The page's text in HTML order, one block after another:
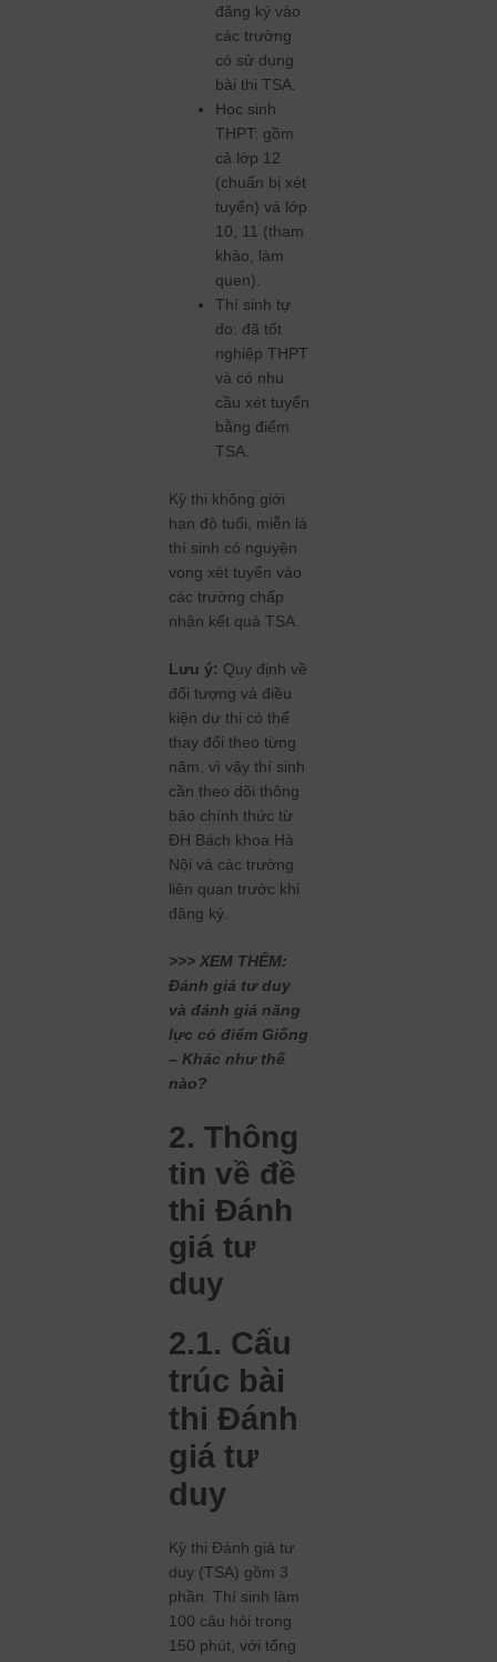
đăng ký vào
các trường
có sử dụng
bài thi TSA.
Học sinh
THPT: gồm
cả lớp 12
(chuẩn bị xét
tuyển) và lớp
10, 11 (tham
khảo, làm
quen).
Thí sinh tự
do: đã tốt
nghiệp THPT
và có nhu
cầu xét tuyển
bằng điểm
TSA.
Kỳ thi không giới
hạn độ tuổi, miễn là
thí sinh có nguyện
vọng xét tuyển vào
các trường chấp
nhận kết quả TSA.
Lưu ý: Quy định về
đối tượng và điều
kiện dự thi có thể
thay đổi theo từng
năm, vì vậy thí sinh
cần theo dõi thông
báo chính thức từ
ĐH Bách khoa Hà
Nội và các trường
liên quan trước khi
đăng ký.
>>> XEM THÊM:
Đánh giá tư duy
và đánh giá năng
lực có điểm Giống
– Khác như thế
nào?
2. Thông
tin về đề
thi Đánh
giá tư
duy
2.1. Cấu
trúc bài
thi Đánh
giá tư
duy
Kỳ thi Đánh giá tư
duy (TSA) gồm 3
phần. Thí sinh làm
100 câu hỏi trong
150 phút, với tổng